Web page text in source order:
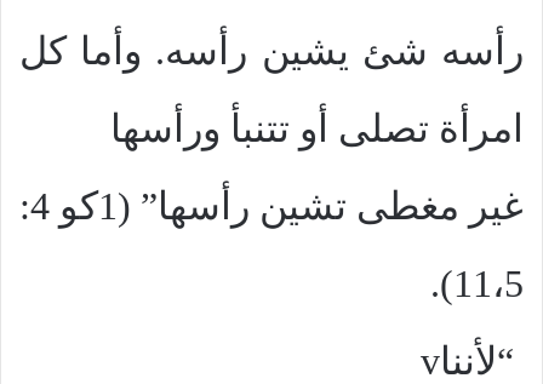
رأسه شئ يشين رأسه. وأما كل
امرأة تصلى أو تتنبأ ورأسها
غير مغطى تشين رأسها” (1كو 4:
11،5).
v“لأننا